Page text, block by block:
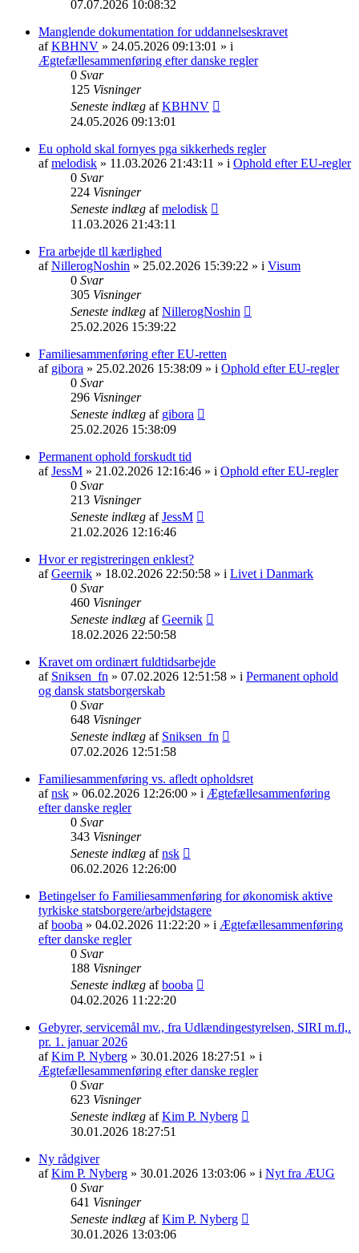
07.07.2026 10:08:32
Manglende dokumentation for uddannelseskravet
afKBHNV » 24.05.2026 09:13:01 » i
Ægtefællesammenføring efter danske regler
0 Svar
125 Visninger
Seneste indlæg afKBHNV
24.05.2026 09:13:01
Eu ophold skal fornyes pga sikkerheds regler
afmelodisk » 11.03.2026 21:43:11 » i Ophold efter EU-regler
0 Svar
224 Visninger
Seneste indlæg afmelodisk
11.03.2026 21:43:11
Fra arbejde tll kærlighed
afNillerogNoshin » 25.02.2026 15:39:22 » i Visum
0 Svar
305 Visninger
Seneste indlæg afNillerogNoshin
25.02.2026 15:39:22
Familiesammenføring efter EU-retten
af gibora » 25.02.2026 15:38:09 » i Ophold efter EU-regler
0 Svar
296 Visninger
Seneste indlæg af gibora
25.02.2026 15:38:09
Permanent ophold forskudt tid
afJessM » 21.02.2026 12:16:46 » i Ophold efter EU-regler
0 Svar
213 Visninger
Seneste indlæg afJessM
21.02.2026 12:16:46
Hvor er registreringen enklest?
afGeernik » 18.02.2026 22:50:58 » i Livet i Danmark
0 Svar
460 Visninger
Seneste indlæg afGeernik
18.02.2026 22:50:58
Kravet om ordinært fuldtidsarbejde
af Sniksen_fn » 07.02.2026 12:51:58 » i Permanent ophold
og dansk statsborgerskab
0 Svar
648 Visninger
Seneste indlæg af Sniksen_fn
07.02.2026 12:51:58
Familiesammenføring vs. afledt opholdsret
afnsk » 06.02.2026 12:26:00 » i Ægtefællesammenføring
efter danske regler
0 Svar
343 Visninger
Seneste indlæg afnsk
06.02.2026 12:26:00
Betingelser fo Familiesammenføring for økonomisk aktive
tyrkiske statsborgere/arbejdstagere
afbooba » 04.02.2026 11:22:20 » i Ægtefællesammenføring
efter danske regler
0 Svar
188 Visninger
Seneste indlæg afbooba
04.02.2026 11:22:20
Gebyrer, servicemål mv., fra Udlændingestyrelsen, SIRI m.fl,.
pr. 1. januar 2026
afKim P. Nyberg » 30.01.2026 18:27:51 » i
Ægtefællesammenføring efter danske regler
0 Svar
623 Visninger
Seneste indlæg afKim P. Nyberg
30.01.2026 18:27:51
Ny rådgiver
afKim P. Nyberg » 30.01.2026 13:03:06 » i Nyt fra ÆUG
0 Svar
641 Visninger
Seneste indlæg afKim P. Nyberg
30.01.2026 13:03:06